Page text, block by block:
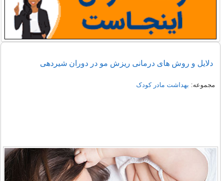
دلایل و روش های درمانی ریزش مو در دوران شیردهی
مجموعه: بهداشت مادر کودک